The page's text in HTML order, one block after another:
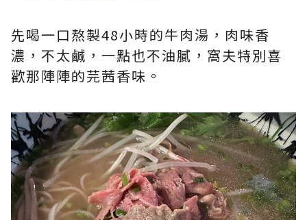
先喝一口熬製48小時的牛肉湯，肉味香
濃，不太鹹，一點也不油膩，窩夫特別喜
歡那陣陣的芫茜香味。